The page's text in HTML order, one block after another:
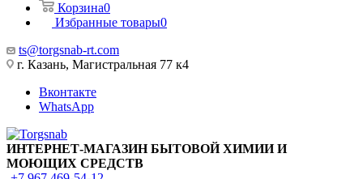
Корзина0
Избранные товары0
ts@torgsnab-rt.com
г. Казань, Магистральная 77 к4
Вконтакте
WhatsApp
ИНТЕРНЕТ-МАГАЗИН БЫТОВОЙ ХИМИИ И
МОЮЩИХ СРЕДСТВ